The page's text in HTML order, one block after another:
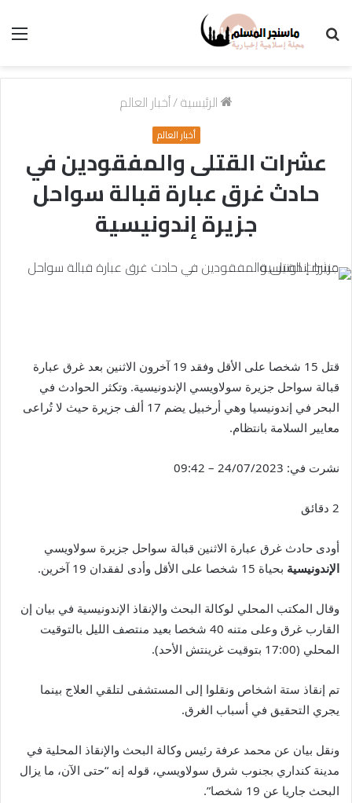
الرئيسية/أخبار العالم
أخبار العالم
عشرات القتلى والمفقودين في
حادث غرق عبارة قبالة سواحل
جزيرة إندونيسية
قتل 15 شخصا على الأقل وفقد 19 آخرون الاثنين بعد غرق عبارة
قبالة سواحل جزيرة سولاويسي الإندونيسية. وتكثر الحوادث في
البحر في إندونيسيا وهي أرخبيل يضم 17 ألف جزيرة حيث لا تُراعى
معايير السلامة بانتظام.
نشرت في: 24/07/2023 – 09:42
2 دقائق
أودى حادث غرق عبارة الاثنين قبالة سواحل جزيرة سولاويسي
الإندونيسية بحياة 15 شخصا على الأقل وأدى لفقدان 19 آخرين.
وقال المكتب المحلي لوكالة البحث والإنقاذ الإندونيسية في بيان إن
القارب غرق وعلى متنه 40 شخصا بعيد منتصف الليل بالتوقيت
المحلي (17:00 بتوقيت غرينتش الأحد).
تم إنقاذ ستة اشخاص ونقلوا إلى المستشفى لتلقي العلاج بينما
يجري التحقيق في أسباب الغرق.
ونقل بيان عن محمد عرفة رئيس وكالة البحث والإنقاذ المحلية في
مدينة كنداري بجنوب شرق سولاويسي، قوله إنه “حتى الآن، ما يزال
البحث جاريا عن 19 شخصا”.